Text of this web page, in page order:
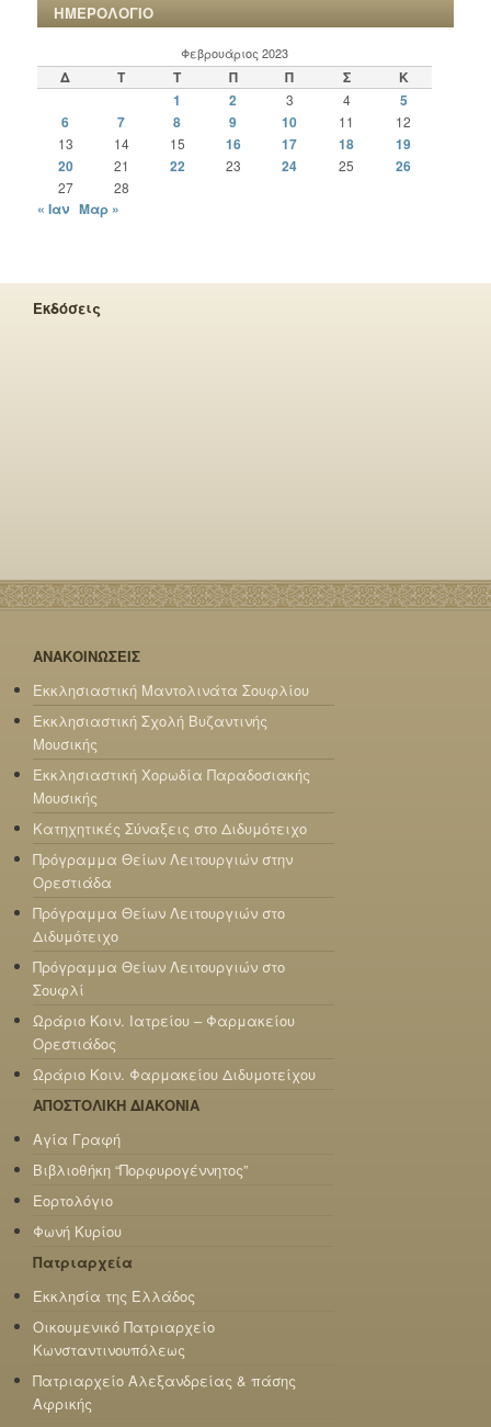
ΗΜΕΡΟΛΟΓΙΟ
Φεβρουάριος 2023
Δ Τ Τ Π Π Σ
Κ
1
2 3 4
5
6
7 8 9 10 11
12
13
14 15 16 17 18
19
20
21 22 23 24 25 26
27 28
« Ιαν Μαρ »
Εκδόσεις
ΑΝΑΚΟΙΝΩΣΕΙΣ
Εκκλησιαστική Μαντολινάτα Σουφλίου
Εκκλησιαστική Σχολή Βυζαντινής
Μουσικής
Εκκλησιαστική Χορωδία Παραδοσιακής
Μουσικής
Κατηχητικές Σύναξεις στο Διδυμότειχο
Πρόγραμμα Θείων Λειτουργιών στην
Ορεστιάδα
Πρόγραμμα Θείων Λειτουργιών στο
Διδυμότειχο
Πρόγραμμα Θείων Λειτουργιών στο
Σουφλί
Ωράριο Κοιν. Ιατρείου – Φαρμακείου
Ορεστιάδος
Ωράριο Κοιν. Φαρμακείου Διδυμοτείχου
ΑΠΟΣΤΟΛΙΚΗ ΔΙΑΚΟΝΙΑ
Αγία Γραφή
Βιβλιοθήκη “Πορφυρογέννητος”
Εορτολόγιο
Φωνή Κυρίου
Πατριαρχεία
Εκκλησία της Ελλάδος
Οικουμενικό Πατριαρχείο
Κωνσταντινουπόλεως
Πατριαρχείο Αλεξανδρείας & πάσης
Αφρικής